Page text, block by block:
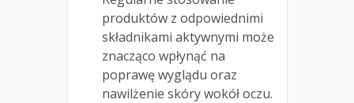
produktów z odpowiednimi
składnikami aktywnymi może
znacząco wpłynąć na
poprawę wyglądu oraz
nawilżenie skóry wokół oczu.